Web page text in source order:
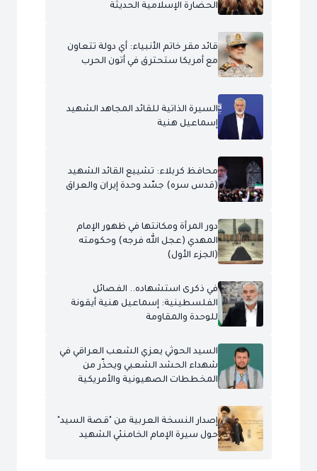
الحضارة الإسلامية الحديثة
قائد مقر خاتم الأنبياء: أي دولة تتعاون
مع أمريكا ستحترق في أتون الحرب
السيرة الذاتية للقائد المجاهد الشهيد
إسماعيل هنية
محافظ كربلاء: تشييع القائد الشهيد
(قدس سره) جسّد وحدة إيران والعراق
دور المرأة ومكانتها في ظهور الإمام
المهدي (عجل الله فرجه) وحكومته
(الجزء الأول)
في ذكرى استشهاده.. الفصائل
الفلسطينية: إسماعيل هنية أيقونة
للوحدة والمقاومة
السيد الحوثي يعزي الشعب العراقي في
شهداء الحشد الشعبي ويحذّر من
المخططات الصهيونية والأمريكية
إصدار النسخة العربية من "قصة السيد"
حول سيرة الإمام الخامنئي الشهيد